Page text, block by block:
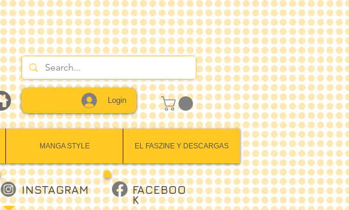
Login
MANGA STYLE EL FASZINE Y DESCARGAS
INSTAGRAM FACEBOO
K